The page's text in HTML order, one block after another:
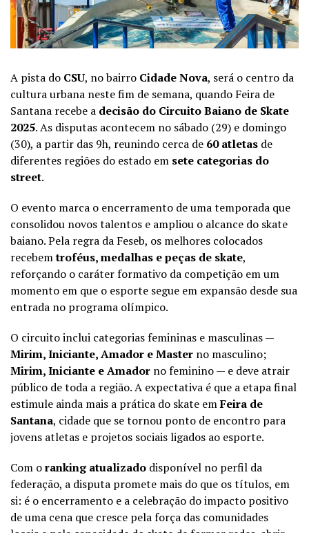
A pista do CSU, no bairro Cidade Nova, será o centro da
cultura urbana neste fim de semana, quando Feira de
Santana recebe a decisão do Circuito Baiano de Skate
2025. As disputas acontecem no sábado (29) e domingo
(30), a partir das 9h, reunindo cerca de 60 atletas de
diferentes regiões do estado em sete categorias do
street.
O evento marca o encerramento de uma temporada que
consolidou novos talentos e ampliou o alcance do skate
baiano. Pela regra da Feseb, os melhores colocados
recebemtroféus, medalhas e peças de skate,
reforçando o caráter formativo da competição em um
momento em que o esporte segue em expansão desde sua
entrada no programa olímpico.
O circuito inclui categorias femininas e masculinas —
Mirim, Iniciante, Amador e Master no masculino;
Mirim, Iniciante e Amador no feminino — e deve atrair
público de toda a região. A expectativa é que a etapa final
estimule ainda mais a prática do skate emFeira de
Santana, cidade que se tornou ponto de encontro para
jovens atletas e projetos sociais ligados ao esporte.
Com oranking atualizado disponível no perfil da
federação, a disputa promete mais do que os títulos, em
si: é o encerramento e a celebração do impacto positivo
de uma cena que cresce pela força das comunidades